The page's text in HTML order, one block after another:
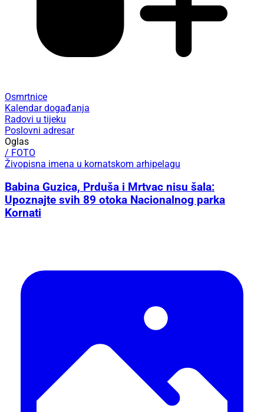
Osmrtnice
Kalendar događanja
Radovi u tijeku
Poslovni adresar
Oglas
/ FOTO
Živopisna imena u kornatskom arhipelagu
Babina Guzica, Prduša i Mrtvac nisu šala:
Upoznajte svih 89 otoka Nacionalnog parka
Kornati